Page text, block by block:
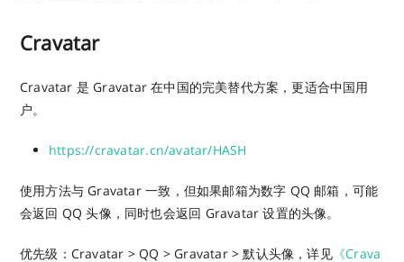
Cravatar
Cravatar 是 Gravatar 在中国的完美替代方案，更适合中国用
户。
https://cravatar.cn/avatar/HASH
使用方法与 Gravatar 一致，但如果邮箱为数字 QQ 邮箱，可能
会返回 QQ 头像，同时也会返回 Gravatar 设置的头像。
优先级：Cravatar > QQ > Gravatar > 默认头像，详见《Crava